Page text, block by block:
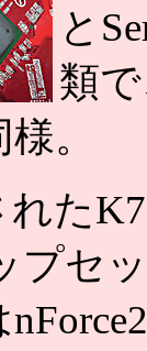
と
類
。
た
プセ